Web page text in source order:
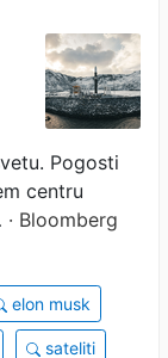
Pogosti
centru
· Bloomberg
elon musk
sateliti